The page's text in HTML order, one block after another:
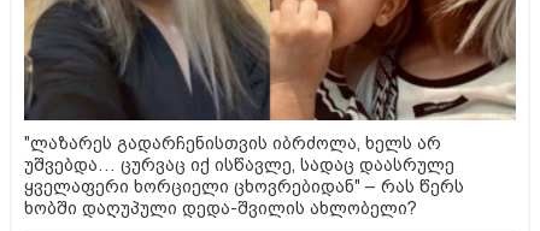
"ლაზარეს გადარჩენისთვის იბრძოლა, ხელს არ
უშვებდა… ცურვაც იქ ისწავლე, სადაც დაასრულე
ყველაფერი ხორციელი ცხოვრებიდან" – რას წერს
ხობში დაღუპული დედა-შვილის ახლობელი?